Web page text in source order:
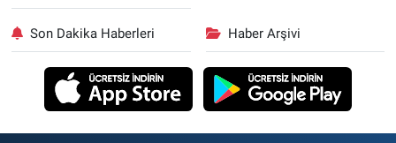
Son Dakika Haberleri Haber Arşivi